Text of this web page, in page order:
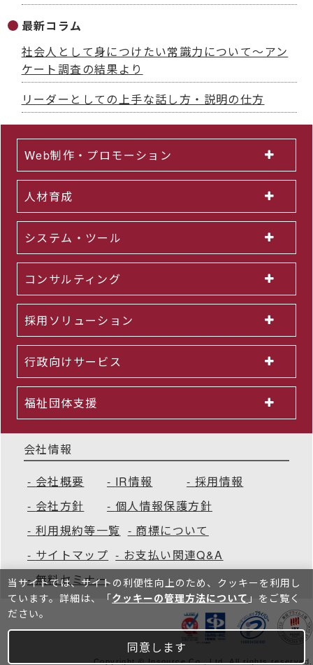
最新コラム
社会人として身につけたい常識力について～アン
ケート調査の結果より
リーダーとしての上手な話し方・説明の仕方
Web制作・プロモーション
人材育成
システム・ツール
コンサルティング
採用ソリューション
行政向けサービス
福祉団体支援
会社情報
会社概要
IR情報
採用情報
会社方針
個人情報保護方針
利用規約等一覧
商標について
サイトマップ
お支払い関連Q&A
無料セミナー
Copyright © Insource Co., Ltd. All rights reserved.
当サイトでは、サイトの利便性向上のため、クッキーを利⽤し
ています。詳細は、「クッキーの管理方法について 」をご覧く
ださい。
同意します